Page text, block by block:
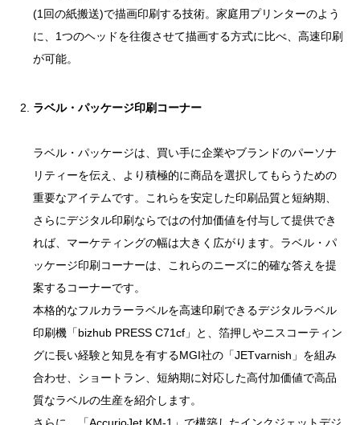
(1回の紙搬送)で描画印刷する技術。家庭用プリンターのよう
に、1つのヘッドを往復させて描画する方式に比べ、高速印刷
が可能。
ラベル・パッケージ印刷コーナー
ラベル・パッケージは、買い手に企業やブランドのパーソナ
リティーを伝え、より積極的に商品を選択してもらうための
重要なアイテムです。これらを安定した印刷品質と短納期、
さらにデジタル印刷ならではの付加価値を付与して提供でき
れば、マーケティングの幅は大きく広がります。ラベル・パ
ッケージ印刷コーナーは、これらのニーズに的確な答えを提
案するコーナーです。
本格的なフルカラーラベルを高速印刷できるデジタルラベル
印刷機「bizhub PRESS C71cf」と、箔押しやニスコーティン
グに長い経験と知見を有するMGI社の「JETvarnish」を組み
合わせ、ショートラン、短納期に対応した高付加価値で高品
質なラベルの生産を紹介します。